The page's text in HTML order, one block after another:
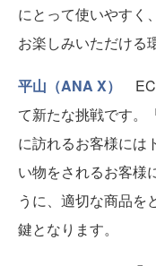
にとって使いやすく
お楽しみいただける
平山（ANA X）
EC
て新たな挑戦です。
に訪れるお客様には
い物をされるお客様
うに、適切な商品を
鍵となります。